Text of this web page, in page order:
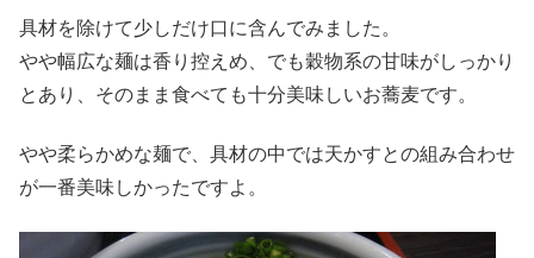
具材を除けて少しだけ口に含んでみました。
やや幅広な麺は香り控えめ、でも穀物系の甘味がしっかり
とあり、そのまま食べても十分美味しいお蕎麦です。
やや柔らかめな麺で、具材の中では天かすとの組み合わせ
が一番美味しかったですよ。